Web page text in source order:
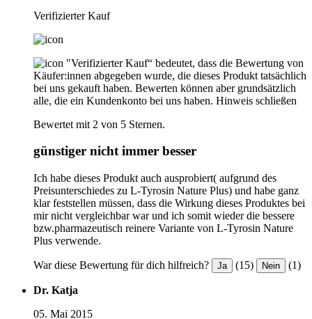
Verifizierter Kauf
"Verifizierter Kauf“ bedeutet, dass die Bewertung von
Käufer:innen abgegeben wurde, die dieses Produkt tatsächlich
bei uns gekauft haben. Bewerten können aber grundsätzlich
alle, die ein Kundenkonto bei uns haben. Hinweis schließen
Bewertet mit 2 von 5 Sternen.
günstiger nicht immer besser
Ich habe dieses Produkt auch ausprobiert( aufgrund des
Preisunterschiedes zu L-Tyrosin Nature Plus) und habe ganz
klar feststellen müssen, dass die Wirkung dieses Produktes bei
mir nicht vergleichbar war und ich somit wieder die bessere
bzw.pharmazeutisch reinere Variante von L-Tyrosin Nature
Plus verwende.
War diese Bewertung für dich hilfreich? Ja (15) Nein (1)
Dr. Katja
05. Mai 2015